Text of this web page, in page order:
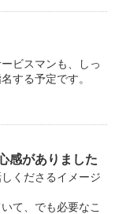
ビスマンも、しっ
する予定です。
感がありました
くださるイメージ
て、でも必要なこ